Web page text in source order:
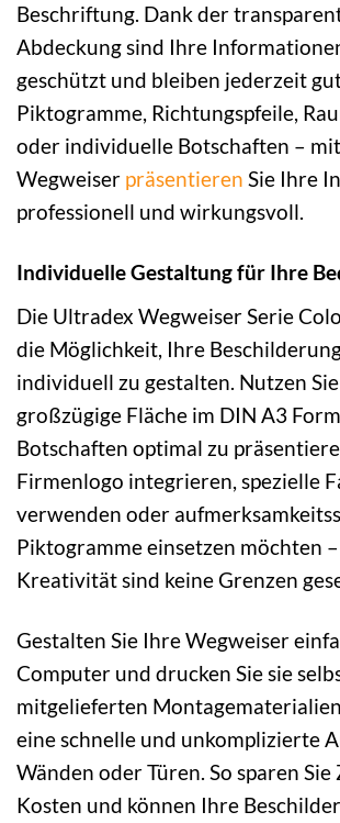
Beschriftung. Dank der
Abdeckung sind Ihre
geschützt und bleiben jederzeit
Piktogramme, Richtungspfeile,
oder individuelle Botschaften –
Wegweiser präsentieren Sie Ihre
professionell und wirkungsvoll.
Individuelle Gestaltung für Ihre
Die Ultradex Wegweiser Serie
die Möglichkeit, Ihre
individuell zu gestalten. Nutzen
großzügige Fläche im DIN A3
Botschaften optimal zu
Firmenlogo integrieren, spezielle
verwenden oder
Piktogramme einsetzen möchten
Kreativität sind keine Grenzen
Gestalten Sie Ihre Wegweiser
Computer und drucken Sie sie
mitgelieferten
eine schnelle und unkomplizierte
Wänden oder Türen. So sparen Sie
Kosten und können Ihre